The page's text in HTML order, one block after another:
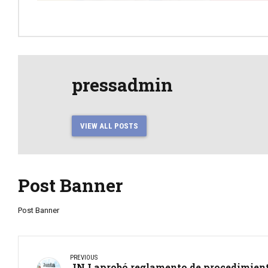
pressadmin
VIEW ALL POSTS
Post Banner
Post Banner
PREVIOUS